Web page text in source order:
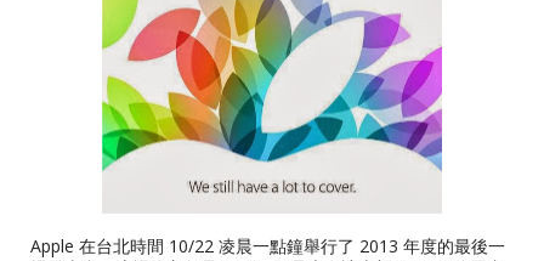
Apple 在台北時間 10/22 凌晨一點鐘舉行了 2013 年度的最後一